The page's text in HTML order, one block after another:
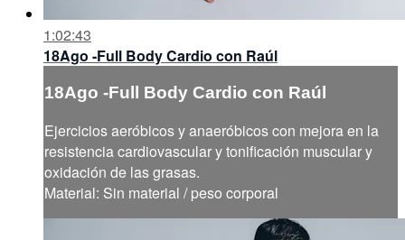
1:02:43
18Ago -Full Body Cardio con Raúl
18Ago -Full Body Cardio con Raúl
Ejercicios aeróbicos y anaeróbicos con mejora en la
resistencia cardiovascular y tonificación muscular y
oxidación de las grasas.
Material: Sin material / peso corporal